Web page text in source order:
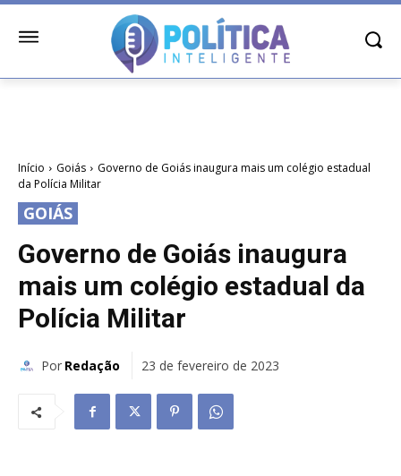
Início Goiás
Governo de Goiás inaugura mais um colégio estadual
da Polícia Militar
GOIÁS
Governo de Goiás inaugura
mais um colégio estadual da
Polícia Militar
Por Redação 23 de fevereiro de 2023